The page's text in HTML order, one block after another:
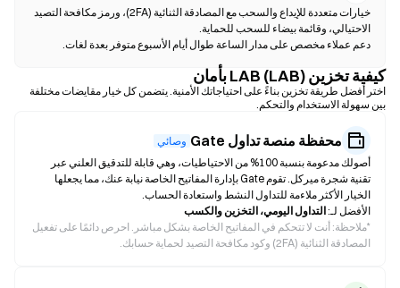
خيارات متعددة للإيداع والسحب مع المصادقة الثنائية (2FA)، ورمز مكافحة التصيد
دعم عملاء مخصص على مدار الساعة طوال أيام الأسبوع متوفر بعدة لغات.
كيفية تخزين LAB (LAB) بأمان
اختر أفضل طريقة تخزين بناءً على احتياجاتك الأمنية. يتضمن كل خيار مقايضات مختلفة
بين سهولة الاستخدام والتحكم.
محفظة منصة تداول Gate
وصائي
أصولك مدعومة بنسبة 100% من الاحتياطيات، وهي قابلة للتدقيق العلني عبر
تقنية شجرة ميركل. تقوم Gate بإدارة المفاتيح الخاصة نيابة عنك، مما يجعلها
الخيار الأكثر ملاءمة للتداول النشط واستعادة الحساب.
الأفضل لـ:التداول اليومي، التخزين والكسب
*ملاحظة: أنت لا تتحكم في المفاتيح الخاصة بشكل مباشر. احرص دائمًا على تفعيل
المصادقة الثنائية (2FA) وكود مكافحة التصيد لحماية حسابك.